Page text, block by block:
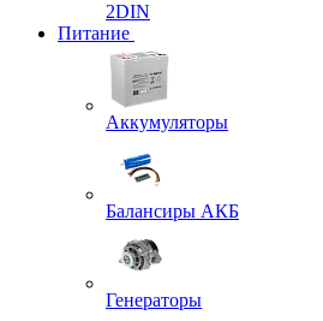
2DIN
Питание
Аккумуляторы
Балансиры АКБ
Генераторы